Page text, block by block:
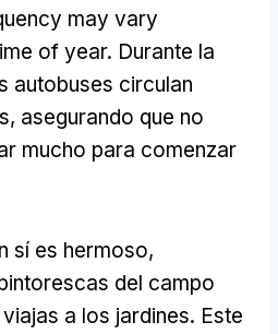
may vary
of year. Durante la
autobuses circulan
asegurando que no
mucho para comenzar
sí es hermoso,
del campo
a los jardines. Este